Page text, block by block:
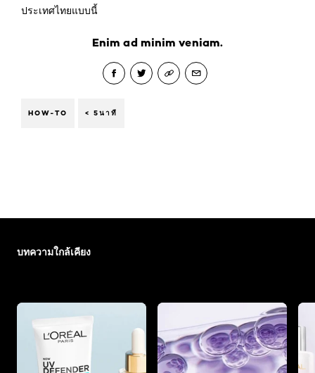
ประเทศไทยแบบนี้
Enim ad minim veniam.
HOW-TO < 5นาที
บทความใกล้เคียง